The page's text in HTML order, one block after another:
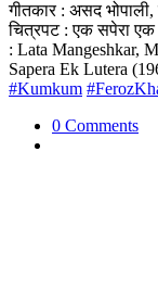
गीतकार : असद
चित्रपट : एक सपेरा
: Lata Mangeshkar,
Sapera Ek Lutera
#Kumkum
0 Comments